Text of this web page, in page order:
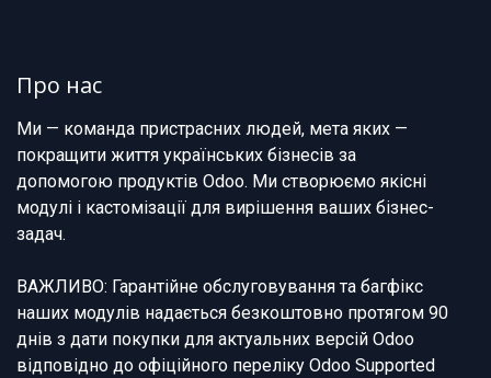
Про нас
Ми — команда пристрасних людей, мета яких —
покращити життя українських бізнесів за
допомогою продуктів Odoo. Ми створюємо якісні
модулі і кастомізації для вирішення ваших бізнес-
задач.
ВАЖЛИВО: Гарантійне обслуговування та багфікс
наших модулів надається безкоштовно протягом 90
днів з дати покупки для актуальних версій Odoo
відповідно до офіційного переліку Odoo Supported